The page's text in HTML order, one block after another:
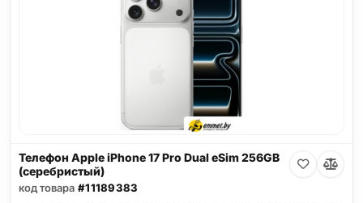
Телефон Apple iPhone 17 Pro Dual eSim 256GB
(серебристый)
код товара #11189383